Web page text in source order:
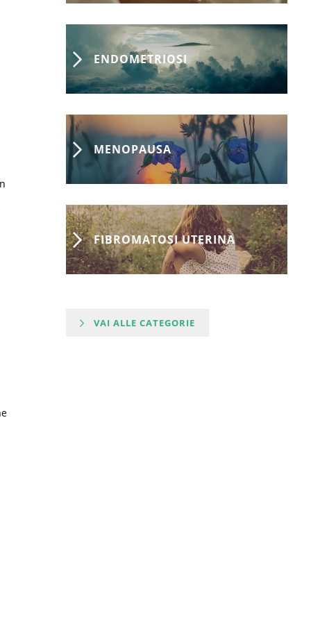
ENDOMETRIOSI
MENOPAUSA
FIBROMATOSI UTERINA
VAI ALLE CATEGORIE